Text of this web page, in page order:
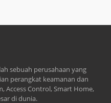
sebuah perusahaan yang
perangkat keamanan dan
Access Control, Smart Home,
di dunia.